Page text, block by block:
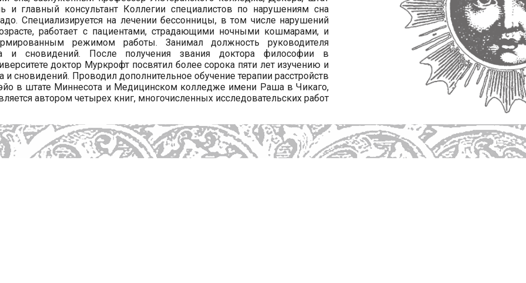
и главный консультант Коллегии специалистов по нарушениям сна
Специализируется на лечении бессонницы, в том числе нарушений
работает с пациентами, страдающими ночными кошмарами, и
режимом работы. Занимал должность руководителя
и сновидений. После получения звания доктора философии в
доктор Муркрофт посвятил более сорока пяти лет изучению и
и сновидений. Проводил дополнительное обучение терапии расстройств
в штате Миннесота и Медицинском колледже имени Раша в Чикаго,
автором четырех книг, многочисленных исследовательских работ